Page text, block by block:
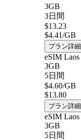
3GB
3日間
$13.23
$4.41/GB
プラン詳細
eSIM Laos
3GB
5日間
$4.60/GB
$13.80
プラン詳細
eSIM Laos
3GB
5日間